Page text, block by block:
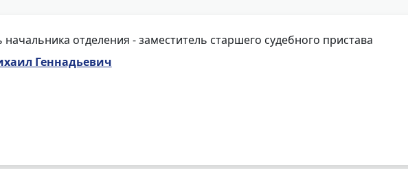
начальника отделения - заместитель старшего судебного пристава
Геннадьевич